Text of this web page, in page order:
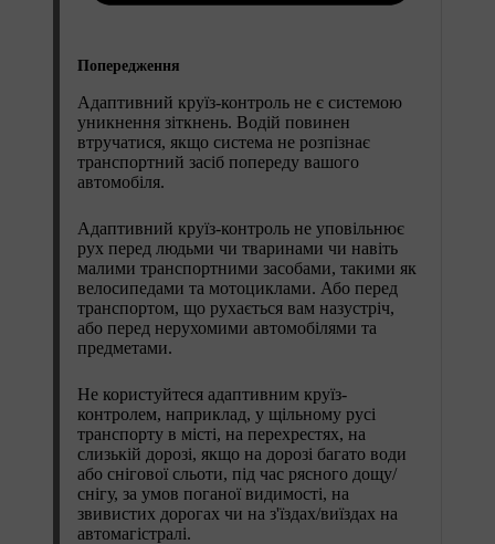
Попередження
Адаптивний круїз-контроль не є системою
уникнення зіткнень. Водій повинен
втручатися, якщо система не розпізнає
транспортний засіб попереду вашого
автомобіля.
Адаптивний круїз-контроль не уповільнює
рух перед людьми чи тваринами чи навіть
малими транспортними засобами, такими як
велосипедами та мотоциклами. Або перед
транспортом, що рухається вам назустріч,
або перед нерухомими автомобілями та
предметами.
Не користуйтеся адаптивним круїз-
контролем, наприклад, у щільному русі
транспорту в місті, на перехрестях, на
слизькій дорозі, якщо на дорозі багато води
або снігової сльоти, під час рясного дощу/
снігу, за умов поганої видимості, на
звивистих дорогах чи на з'їздах/виїздах на
автомагістралі.